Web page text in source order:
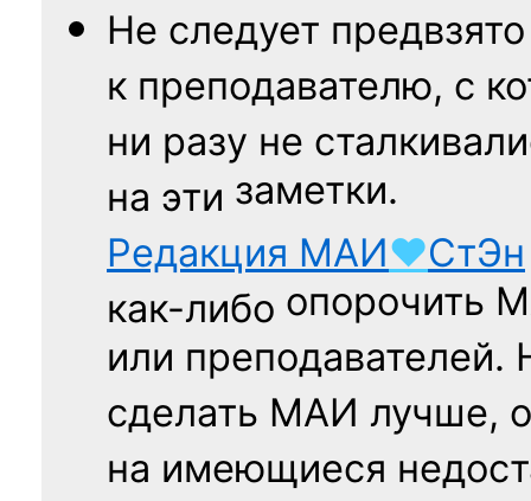
Не следует
к преподавателю, с
ни разу не
на эти заметки.
Редакция МАИ♥СтЭн
как-либо опорочить
или
сделать МАИ лучше,
на имеющиеся